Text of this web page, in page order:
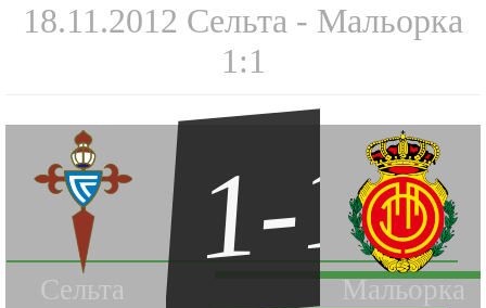
18.11.2012 Сельта - Мальорка
1:1
Сельта Мальорка
1-1